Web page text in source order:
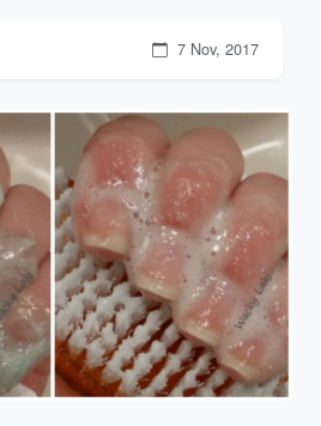
7 Nov, 2017